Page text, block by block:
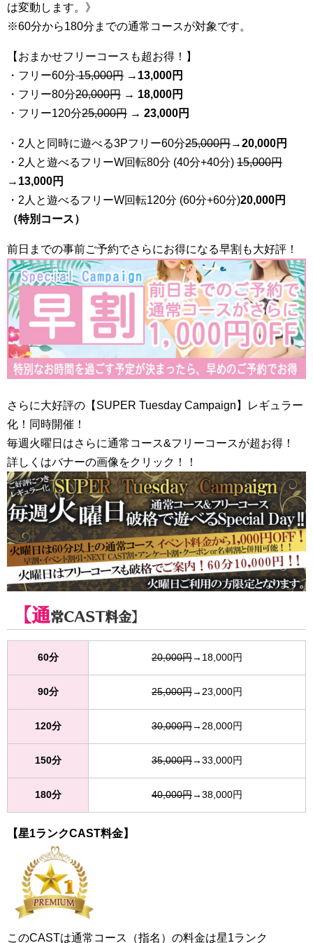
は変動します。》
※60分から180分までの通常コースが対象です。
【おまかせフリーコースも超お得！】
・フリー60分15,000円 → 13,000円
・フリー80分20,000円 → 18,000円
・フリー120分25,000円 → 23,000円
・2人と同時に遊べる3Pフリー60分25,000円→20,000円
・2人と遊べるフリーW回転80分 (40分+40分) 15,000円
→ 13,000円
・2人と遊べるフリーW回転120分 (60分+60分)20,000円
（特別コース）
前日までの事前ご予約でさらにお得になる早割も大好評！
さらに大好評の【SUPER Tuesday Campaign】レギュラー
化！同時開催！
毎週火曜日はさらに通常コース&フリーコースが超お得！
詳しくはバナーの画像をクリック！！
【通常CAST料金】
60分 20,000円→18,000円
90分 25,000円→23,000円
120分 30,000円→28,000円
150分 35,000円→33,000円
180分 40,000円→38,000円
【星1ランクCAST料金】
このCASTは通常コース（指名）の料金は星1ランク